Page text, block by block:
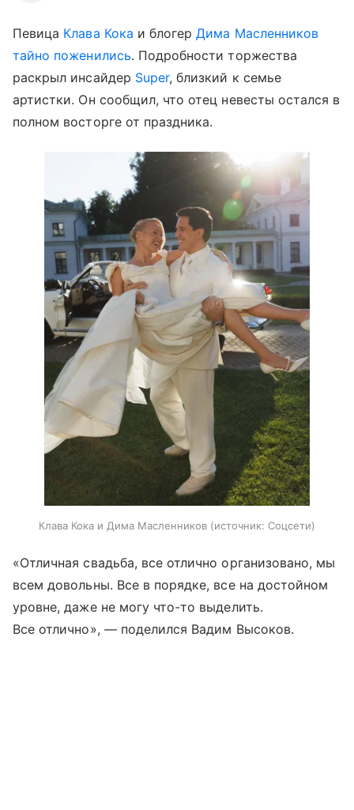
Певица Клава Кока и блогерДима Масленников
тайно поженились. Подробности торжества
раскрыл инсайдер Super, близкий к семье
артистки. Он сообщил, что отец невесты остался в
полном восторге от праздника.
Клава Кока и Дима Масленников источник: Соцсети
«Отличная свадьба, все отлично организовано, мы
всем довольны. Все в порядке, все на достойном
уровне, даже не могу что-то выделить.
Все отлично», — поделился Вадим Высоков.